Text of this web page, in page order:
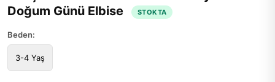
Doğum Günü Elbise
STOKTA
Beden:
3-4 Yaş